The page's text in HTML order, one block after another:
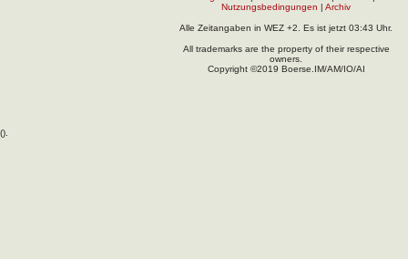
Nutzungsbedingungen | Archiv
Alle Zeitangaben in WEZ +2. Es ist jetzt 03:43 Uhr.
All trademarks are the property of their respective
owners.
Copyright ©2019 Boerse.IM/AM/IO/AI
().